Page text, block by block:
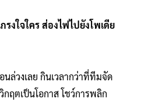
งใจใคร ส่องไฟไปยังโพเดีย
นล่วงเลย กินเวลากว่าที่ทีมจัด
ฤตเป็นโอกาส โชว์การพลิก